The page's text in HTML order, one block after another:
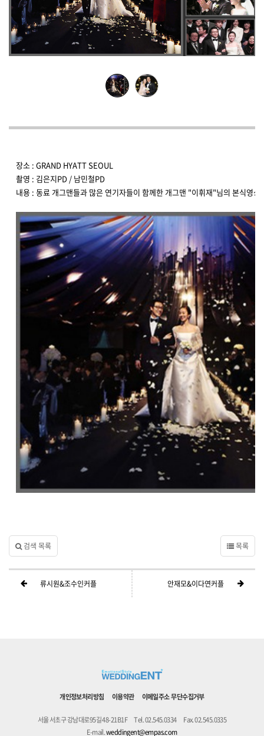
장소 : GRAND HYATT SEOUL
촬영 : 김은지PD / 남민철PD
내용 : 동료 개그맨들과 많은 연기자들이 함께한 개그맨 "이휘재"님의 본식영상
검색 목록 목록
류시원&조수인커플 안재모&이다연커플
개인정보처리방침 이용약관 이메일주소 무단수집거부
서울 서초구 강남대로95길 48-21B1F Tel. 02.545.0334
Fax. 02.545.0335
E-mail.weddingent@empas.com